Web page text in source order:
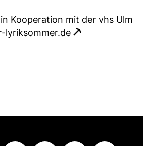
Kooperation mit der vhs Ulm
lyriksommer.de